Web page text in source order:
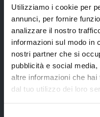
Utilizziamo i cookie per
annunci, per fornire
analizzare il nostro
informazioni sul modo in
nostri partner che si
pubblicità e social
altre informazioni che
dal tuo utilizzo dei loro
standard con
servizi, inclusa
prima colazione;
Tour in bus
fuoristrada dal
giorno 2 al
giorno 9 come
descritto nel
programma con